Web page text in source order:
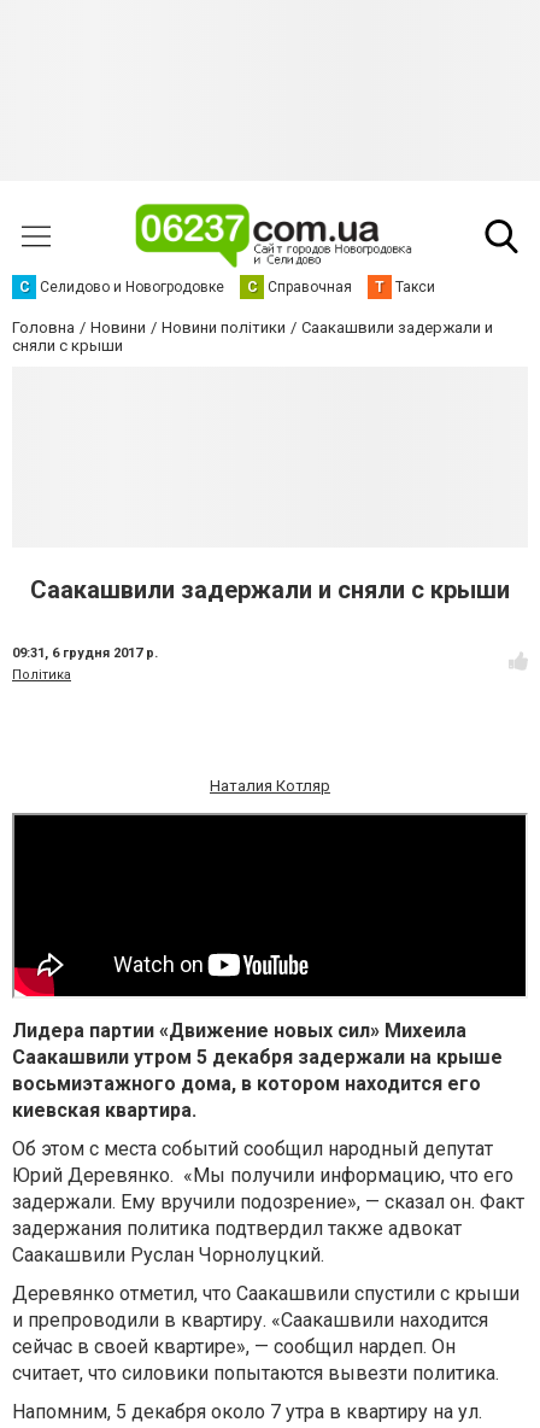
С Селидово и Новогродовке С Справочная Т Такси
Головна Новини Новини політики
Саакашвили задержали и
сняли с крыши
Саакашвили задержали и сняли с крыши
09:31, 6 грудня 2017 р.
Політика
Наталия Котляр
Лидера партии «Движение новых сил» Михеила
Саакашвили утром 5 декабря задержали на крыше
восьмиэтажного дома, в котором находится его
киевская квартира.
Об этом с места событий сообщил народный депутат
Юрий Деревянко. «Мы получили информацию, что его
задержали. Ему вручили подозрение», — сказал он. Факт
задержания политика подтвердил также адвокат
Саакашвили Руслан Чорнолуцкий.
Деревянко отметил, что Саакашвили спустили с крыши
и препроводили в квартиру. «Саакашвили находится
сейчас в своей квартире», — сообщил нардеп. Он
считает, что силовики попытаются вывезти политика.
Напомним, 5 декабря около 7 утра в квартиру на ул.